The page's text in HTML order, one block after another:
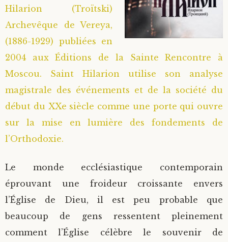
Hilarion (Troïtski)
Archevêque de Vereya,
(1886-1929) publiées en
2004 aux Éditions de la Sainte Rencontre à
Moscou. Saint Hilarion utilise son analyse
magistrale des événements et de la société du
début du XXe siècle comme une porte qui ouvre
sur la mise en lumière des fondements de
l’Orthodoxie.
Le monde ecclésiastique contemporain
éprouvant une froideur croissante envers
l’Église de Dieu, il est peu probable que
beaucoup de gens ressentent pleinement
comment l’Église célèbre le souvenir de